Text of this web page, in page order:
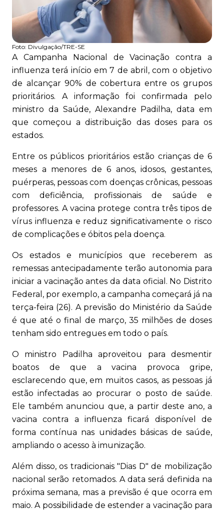
Foto: Divulgação/TRE-SE
A Campanha Nacional de Vacinação contra a
influenza terá início em 7 de abril, com o objetivo
de alcançar 90% de cobertura entre os grupos
prioritários. A informação foi confirmada pelo
ministro da Saúde, Alexandre Padilha, data em
que começou a distribuição das doses para os
estados.
Entre os públicos prioritários estão crianças de 6
meses a menores de 6 anos, idosos, gestantes,
puérperas, pessoas com doenças crônicas, pessoas
com deficiência, profissionais de saúde e
professores. A vacina protege contra três tipos de
vírus influenza e reduz significativamente o risco
de complicações e óbitos pela doença.
Os estados e municípios que receberem as
remessas antecipadamente terão autonomia para
iniciar a vacinação antes da data oficial. No Distrito
Federal, por exemplo, a campanha começará já na
terça-feira (26). A previsão do Ministério da Saúde
é que até o final de março, 35 milhões de doses
tenham sido entregues em todo o país.
O ministro Padilha aproveitou para desmentir
boatos de que a vacina provoca gripe,
esclarecendo que, em muitos casos, as pessoas já
estão infectadas ao procurar o posto de saúde.
Ele também anunciou que, a partir deste ano, a
vacina contra a influenza ficará disponível de
forma contínua nas unidades básicas de saúde,
ampliando o acesso à imunização.
Além disso, os tradicionais "Dias D" de mobilização
nacional serão retomados. A data será definida na
próxima semana, mas a previsão é que ocorra em
maio. A possibilidade de estender a vacinação para